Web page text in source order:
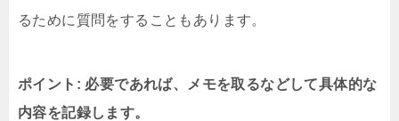
るために質問をすることもあります。
ポイント: 必要であれば、メモを取るなどして具体的な
内容を記録します。